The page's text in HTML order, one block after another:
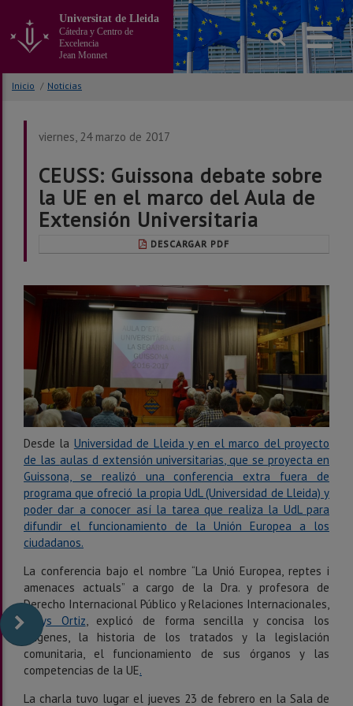
contenido
principal
de
Universitat de Lleida
Cátedra y Centro de
Excelencia
Jean Monnet
Inicio / Noticias
viernes, 24 marzo de 2017
CEUSS: Guissona debate sobre
la UE en el marco del Aula de
Extensión Universitaria
DESCARGAR PDF
Desde la Universidad de Lleida y en el marco del proyecto
de las aulas d extensión universitarias, que se proyecta en
Guissona, se realizó una conferencia extra fuera de
programa que ofreció la propia UdL (Universidad de Lleida) y
poder dar a conocer así la tarea que realiza la UdL para
difundir el funcionamiento de la Unión Europea a los
ciudadanos.
La conferencia bajo el nombre “La Unió Europea, reptes i
amenaces actuals” a cargo de la Dra. y profesora de
Derecho Internacional Público y Relaciones Internacionales,
Eimys Ortiz, explicó de forma sencilla y concisa los
orígenes, la historia de los tratados y la legislación
comunitaria, el funcionamiento de sus órganos y las
competencias de la UE.
La charla tuvo lugar el jueves 23 de febrero en la Sala de